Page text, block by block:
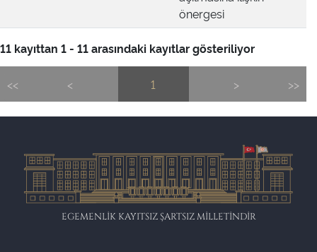
önergesi
11 kayıttan 1 - 11 arasındaki kayıtlar gösteriliyor
<< < 1 > >>
EGEMENLİK KAYITSIZ ŞARTSIZ MİLLETİNDİR